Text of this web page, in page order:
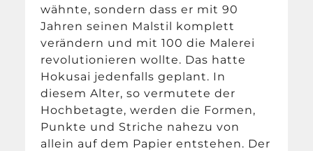
wähnte, sondern dass er mit 90
Jahren seinen Malstil komplett
verändern und mit 100 die Malerei
revolutionieren wollte. Das hatte
Hokusai jedenfalls geplant. In
diesem Alter, so vermutete der
Hochbetagte, werden die Formen,
Punkte und Striche nahezu von
allein auf dem Papier entstehen. Der